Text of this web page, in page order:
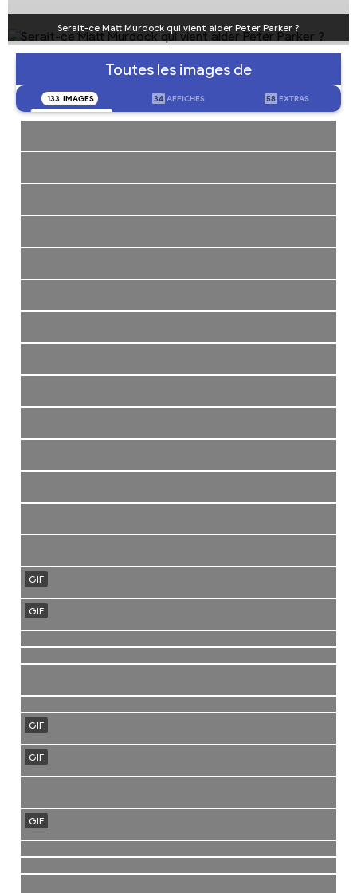
Serait-ce Matt Murdock qui vient aider Peter Parker ?
Toutes les images de
133 IMAGES 34 AFFICHES 58 EXTRAS